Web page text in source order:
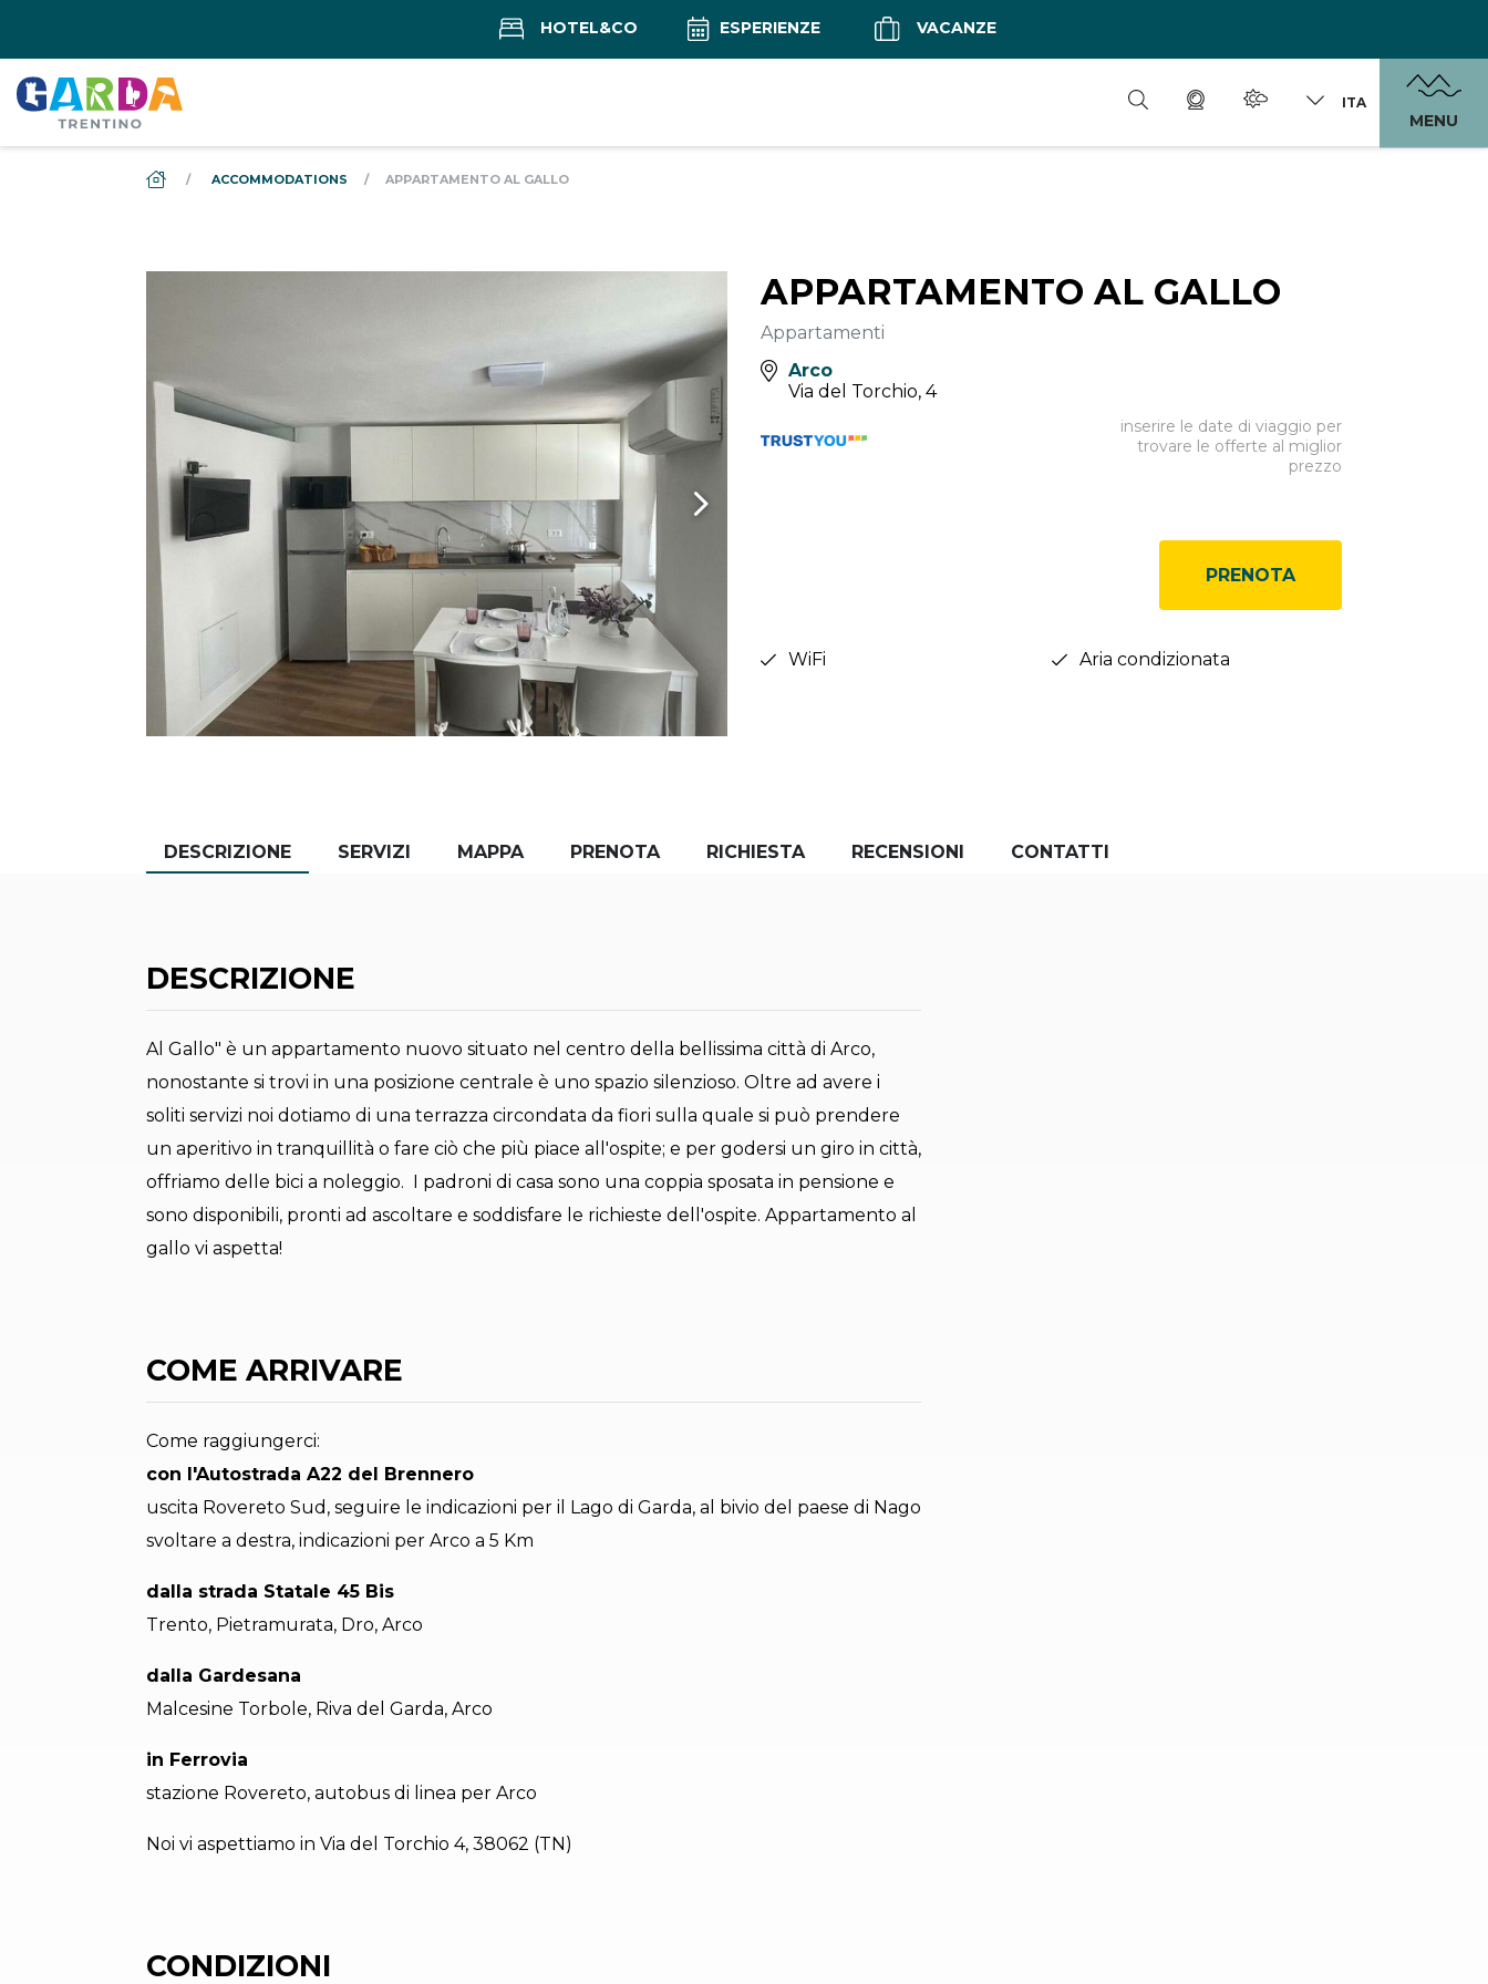
HOTEL&CO ESPERIENZE VACANZE
ITA
MENU
DS_BREADCRUMB.HOME
ACCOMMODATIONS APPARTAMENTO AL GALLO
APPARTAMENTO AL GALLO
Appartamenti
Arco
Via del Torchio, 4
inserire le date di viaggio per
trovare le offerte al miglior
prezzo
PRENOTA
WiFi Aria condizionata
DESCRIZIONE SERVIZI MAPPA PRENOTA RICHIESTA RECENSIONI CONTATTI
DESCRIZIONE
Al Gallo" è un appartamento nuovo situato nel centro della bellissima città di Arco,
nonostante si trovi in una posizione centrale è uno spazio silenzioso. Oltre ad avere i
soliti servizi noi dotiamo di una terrazza circondata da fiori sulla quale si può prendere
un aperitivo in tranquillità o fare ciò che più piace all'ospite; e per godersi un giro in città,
offriamo delle bici a noleggio. I padroni di casa sono una coppia sposata in pensione e
sono disponibili, pronti ad ascoltare e soddisfare le richieste dell'ospite. Appartamento al
gallo vi aspetta!
COME ARRIVARE
Come raggiungerci:
con l'Autostrada A22 del Brennero
uscita Rovereto Sud, seguire le indicazioni per il Lago di Garda, al bivio del paese di Nago
svoltare a destra, indicazioni per Arco a 5 Km
dalla strada Statale 45 Bis
Trento, Pietramurata, Dro, Arco
dalla Gardesana
Malcesine Torbole, Riva del Garda, Arco
in Ferrovia
stazione Rovereto, autobus di linea per Arco
Noi vi aspettiamo in Via del Torchio 4, 38062 (TN)
CONDIZIONI